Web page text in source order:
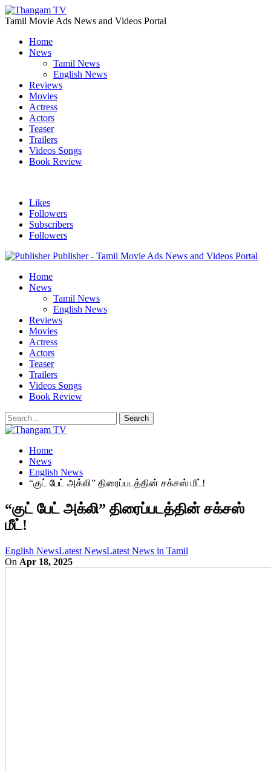
Tamil Movie Ads News and Videos Portal
Home
News
Tamil News
English News
Reviews
Movies
Actress
Actors
Teaser
Trailers
Videos Songs
Book Review
Likes
Followers
Subscribers
Followers
Publisher - Tamil Movie Ads News and Videos Portal
Home
News
Tamil News
English News
Reviews
Movies
Actress
Actors
Teaser
Trailers
Videos Songs
Book Review
Home
News
English News
“குட் பேட் அக்லி” திரைப்படத்தின் சக்சஸ் மீட்!
“குட் பேட் அக்லி” திரைப்படத்தின் சக்சஸ்
மீட்!
English NewsLatest NewsLatest News in Tamil
On Apr 18, 2025